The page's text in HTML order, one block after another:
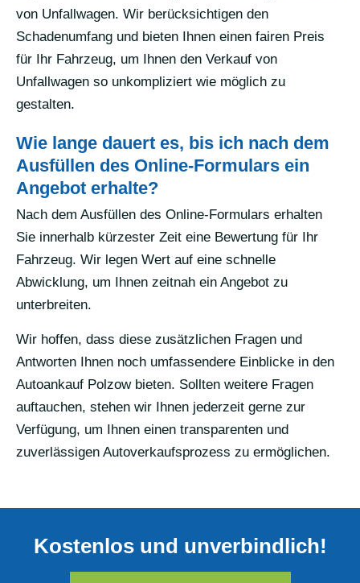
von Unfallwagen. Wir berücksichtigen den
Schadenumfang und bieten Ihnen einen fairen Preis
für Ihr Fahrzeug, um Ihnen den Verkauf von
Unfallwagen so unkompliziert wie möglich zu
gestalten.
Wie lange dauert es, bis ich nach dem
Ausfüllen des Online-Formulars ein
Angebot erhalte?
Nach dem Ausfüllen des Online-Formulars erhalten
Sie innerhalb kürzester Zeit eine Bewertung für Ihr
Fahrzeug. Wir legen Wert auf eine schnelle
Abwicklung, um Ihnen zeitnah ein Angebot zu
unterbreiten.
Wir hoffen, dass diese zusätzlichen Fragen und
Antworten Ihnen noch umfassendere Einblicke in den
Autoankauf Polzow bieten. Sollten weitere Fragen
auftauchen, stehen wir Ihnen jederzeit gerne zur
Verfügung, um Ihnen einen transparenten und
zuverlässigen Autoverkaufsprozess zu ermöglichen.
Kostenlos und unverbindlich!